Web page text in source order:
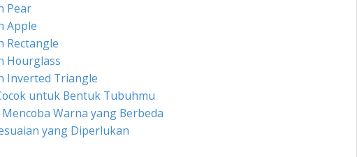
Pear
Apple
Rectangle
Hourglass
Inverted Triangle
untuk Bentuk Tubuhmu
Warna yang Berbeda
yang Diperlukan